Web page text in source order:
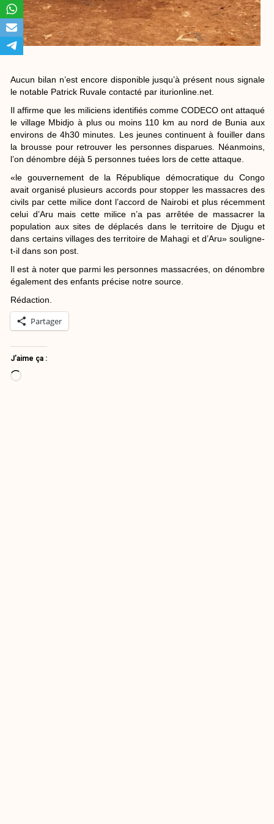
Aucun bilan n’est encore disponible jusqu’à présent nous signale
le notable Patrick Ruvale contacté par iturionline.net.
Il affirme que les miliciens identifiés comme CODECO ont attaqué
le village Mbidjo à plus ou moins 110 km au nord de Bunia aux
environs de 4h30 minutes. Les jeunes continuent à fouiller dans
la brousse pour retrouver les personnes disparues. Néanmoins,
l’on dénombre déjà 5 personnes tuées lors de cette attaque.
«le gouvernement de la République démocratique du Congo
avait organisé plusieurs accords pour stopper les massacres des
civils par cette milice dont l’accord de Nairobi et plus récemment
celui d’Aru mais cette milice n’a pas arrêtée de massacrer la
population aux sites de déplacés dans le territoire de Djugu et
dans certains villages des territoire de Mahagi et d’Aru» souligne-
t-il dans son post.
Il est à noter que parmi les personnes massacrées, on dénombre
également des enfants précise notre source.
Rédaction.
Partager
J’aime ça :